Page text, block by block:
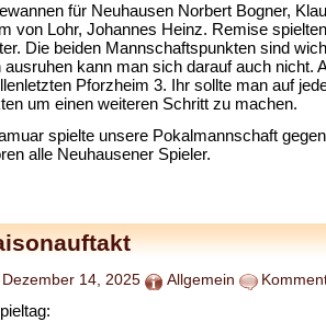
für Neuhausen Norbert Bogner,
von Lohr, Johannes Heinz. Remise
Die beiden Mannschaftspunkten sind
ausruhen kann man sich darauf auch nicht.
Pforzheim 3. Ihr sollte man auf
um einen weiteren Schritt zu machen.
spielte unsere Pokalmannschaft
alle Neuhausener Spieler.
Dezember 14, 2025 Allgemein